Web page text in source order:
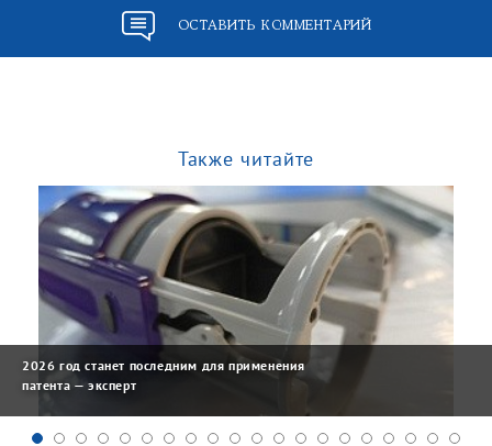
ОСТАВИТЬ КОММЕНТАРИЙ
Также читайте
2026 год станет последним для применения
патента — эксперт